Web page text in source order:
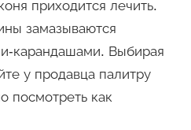
приходится лечить.
замазываются
карандашами. Выбирая
у продавца палитру
посмотреть как